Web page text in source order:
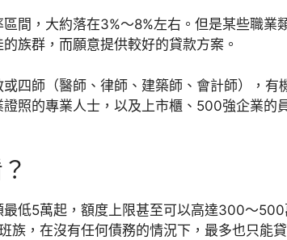
間，大約落在3%～8%左右。但是某些職業
族群，而願意提供較好的貸款方案。
四師（醫師、律師、建築師、會計師），有
照的專業人士，以及上市櫃、500強企業的
低5萬起，額度上限甚至可以高達300～
族，在沒有任何債務的情況下，最多也只能